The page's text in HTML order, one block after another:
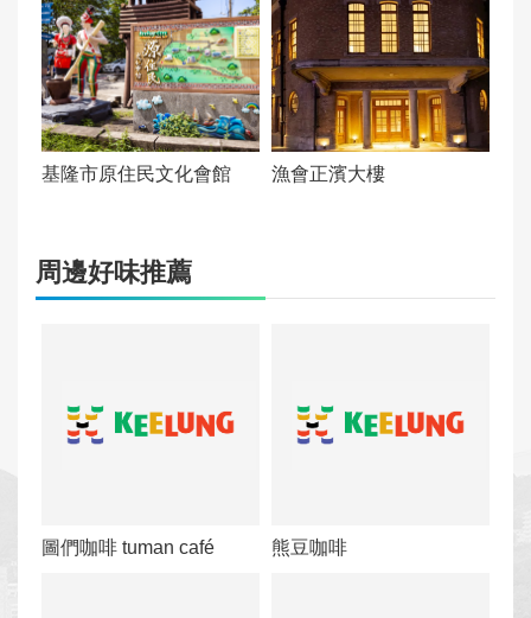
基隆市原住民文化會館 漁會正濱大樓
周邊好味推薦
圖們咖啡 tuman café 熊豆咖啡